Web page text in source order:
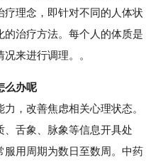
理念，即针对不同的人体状
治疗方法。每个人的体质是
来进行调理。。
么办呢
，改善焦虑相关心理状态。
舌象、脉象等信息开具处
用周期为数日至数周。中药